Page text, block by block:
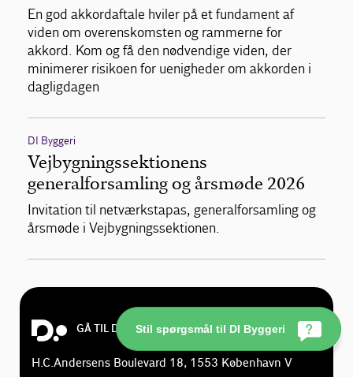
En god akkordaftale hviler på et fundament af
viden om overenskomsten og rammerne for
akkord. Kom og få den nødvendige viden, der
minimerer risikoen for uenigheder om akkorden i
dagligdagen
DI Byggeri
Vejbygningssektionens
generalforsamling og årsmøde 2026
Invitation til netværkstapas, generalforsamling og
årsmøde i Vejbygningssektionen.
GÅ TIL DI.DK
H.C.Andersens Boulevard 18, 1553 København V
Stil spørgsmål til DI Byggeri